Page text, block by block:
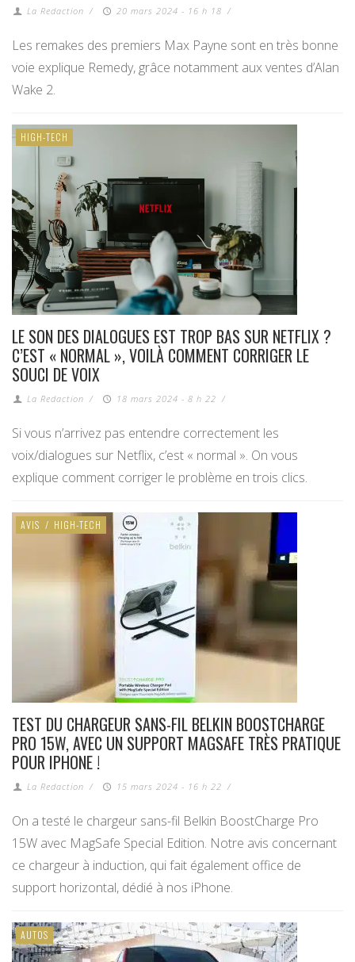
La Redaction / 20 mars 2024 - 16 h 18 /
Les remakes des premiers Max Payne sont en très bonne
voie explique Remedy, grâce notamment aux ventes d’Alan
Wake 2.
HIGH-TECH
LE SON DES DIALOGUES EST TROP BAS SUR NETFLIX ?
C’EST « NORMAL », VOILÀ COMMENT CORRIGER LE
SOUCI DE VOIX
La Redaction / 18 mars 2024 - 8 h 22 /
Si vous n’arrivez pas entendre correctement les
voix/dialogues sur Netflix, c’est « normal ». On vous
explique comment corriger le problème en trois clics.
AVIS / HIGH-TECH
TEST DU CHARGEUR SANS-FIL BELKIN BOOSTCHARGE
PRO 15W, AVEC UN SUPPORT MAGSAFE TRÈS PRATIQUE
POUR IPHONE !
La Redaction / 15 mars 2024 - 16 h 22 /
On a testé le chargeur sans-fil Belkin BoostCharge Pro
15W avec MagSafe Special Edition. Notre avis concernant
ce chargeur à induction, qui fait également office de
support horizontal, dédié à nos iPhone.
AUTOS